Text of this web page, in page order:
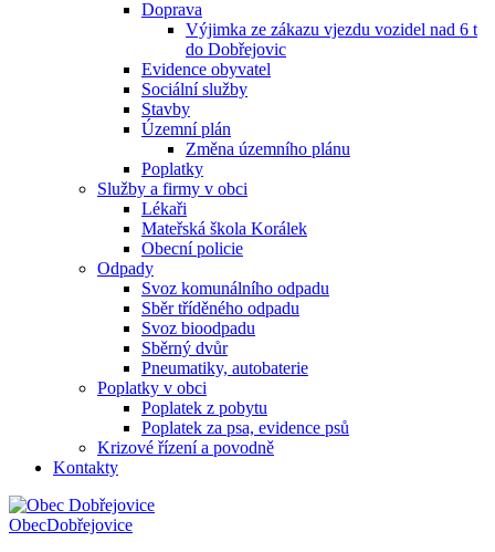
Doprava
Výjimka ze zákazu vjezdu vozidel nad 6 t
do Dobřejovic
Evidence obyvatel
Sociální služby
Stavby
Územní plán
Změna územního plánu
Poplatky
Služby a firmy v obci
Lékaři
Mateřská škola Korálek
Obecní policie
Odpady
Svoz komunálního odpadu
Sběr tříděného odpadu
Svoz bioodpadu
Sběrný dvůr
Pneumatiky, autobaterie
Poplatky v obci
Poplatek z pobytu
Poplatek za psa, evidence psů
Krizové řízení a povodně
Kontakty
ObecDobřejovice